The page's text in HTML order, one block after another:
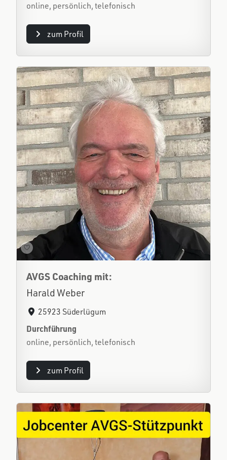
online, persönlich, telefonisch
zum Profil
AVGS Coaching mit:
Harald Weber
25923 Süderlügum
Durchführung
online, persönlich, telefonisch
zum Profil